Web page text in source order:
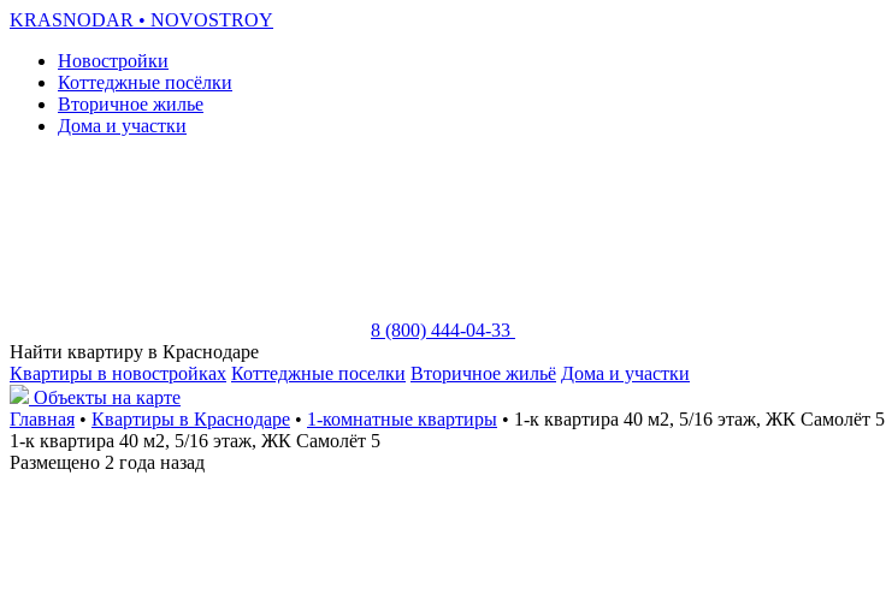
KRASNODAR • NOVOSTROY
Новостройки
Коттеджные посёлки
Вторичное жилье
Дома и участки
8 (800) 444-04-33
Найти квартиру в Краснодаре
Квартиры в новостройках Коттеджные поселки Вторичное жильё Дома и участки
Объекты на карте
Главная • Квартиры в Краснодаре • 1-комнатные квартиры • 1-к квартира 40 м2, 5/16 этаж, ЖК Самолёт 5
1-к квартира 40 м2, 5/16 этаж, ЖК Самолёт 5
Размещено 2 года назад